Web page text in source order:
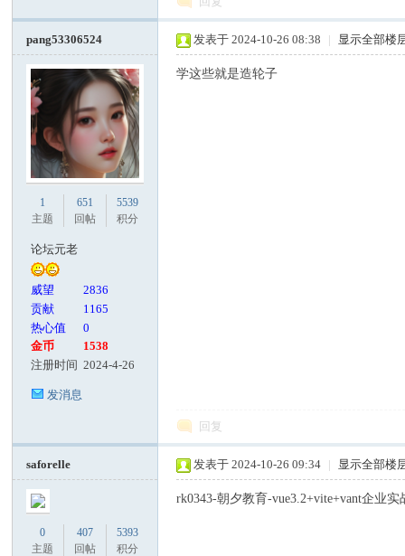
pang53306524
1
主题
651
回帖
5539
积分
论坛元老
威望
2836
贡献
1165
热心值
0
金币
1538
注册时间 2024-4-26
发消息
发表于 2024-10-26 08:38 | 显示全部楼
学这些就是造轮子
回复
saforelle
0
主题
407
回帖
5393
积分
发表于 2024-10-26 09:34 | 显示全部楼
rk0343-朝夕教育-vue3.2+vite+vant企业实